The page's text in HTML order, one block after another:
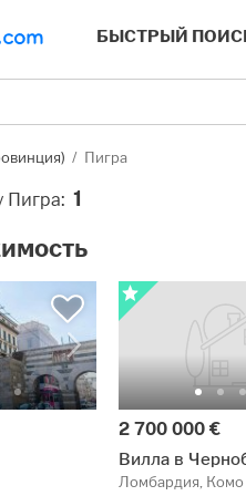
БЫСТРЫЙ
Пигра
Пигра: 1
2 700 000 €
Вилла в
Ломбардия, Комо